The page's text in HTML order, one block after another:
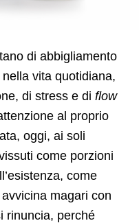
di abbigliamento
vita quotidiana,
di stress e di flow
al proprio
oggi, ai soli
come porzioni
come
magari con
rinuncia, perché